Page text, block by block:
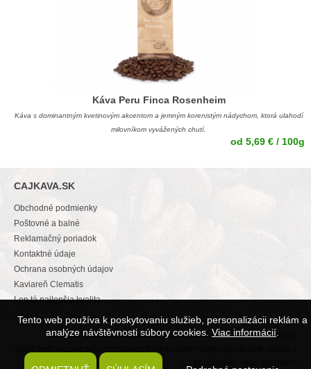
Tento web používa k poskytovaniu služieb, personalizácii reklám a
analýze návštěvnosti súbory cookies. Viac informácií
Káva Peru Finca Rosenheim
Káva s dominantným kvetinovým akcentom a jemným korenistým nádychom, ktorá ulahodí
milovníkom vyvážených chutí.
od 5,69 € / 100g
CAJKAVA.SK
Obchodné podmienky
Poštovné a balné
Reklamačný poriadok
Kontaktné údaje
Ochrana osobných údajov
Kaviareň Clematis
Len tá najlepšia kvalita
© 2017CajKava.SK|Všeobecné vyhlásenie| Created byOrsigo